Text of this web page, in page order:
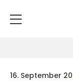
16. September